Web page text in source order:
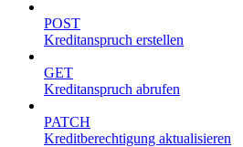
POST
Kreditanspruch erstellen
GET
Kreditanspruch abrufen
PATCH
Kreditberechtigung aktualisieren